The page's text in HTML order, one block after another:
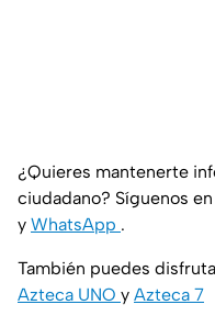
¿Quieres mantenerte
ciudadano? Síguenos en
y WhatsApp .
También puedes
Azteca UNO y Azteca 7